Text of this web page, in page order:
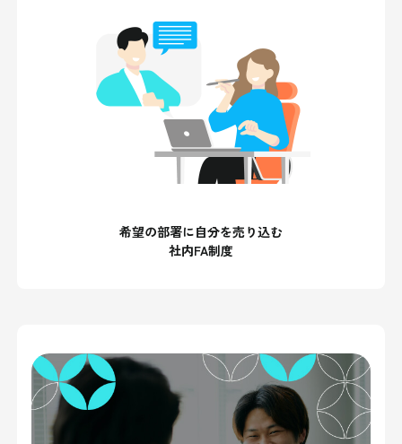
希望の部署に自分を売り込む
社内FA制度